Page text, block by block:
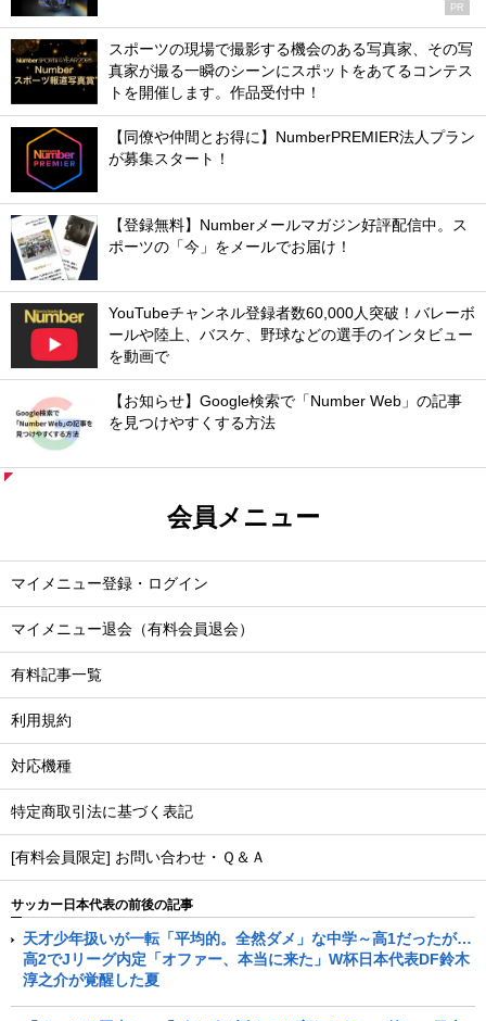
PR
スポーツの現場で撮影する機会のある写真家、その写
真家が撮る一瞬のシーンにスポットをあてるコンテス
トを開催します。作品受付中！
【同僚や仲間とお得に】NumberPREMIER法人プラン
が募集スタート！
【登録無料】Numberメールマガジン好評配信中。ス
ポーツの「今」をメールでお届け！
YouTubeチャンネル登録者数60,000人突破！バレーボ
ールや陸上、バスケ、野球などの選手のインタビュー
を動画で
【お知らせ】Google検索で「Number Web」の記事
を見つけやすくする方法
会員メニュー
マイメニュー登録・ログイン
マイメニュー退会（有料会員退会）
有料記事一覧
利用規約
対応機種
特定商取引法に基づく表記
[有料会員限定] お問い合わせ・Ｑ＆Ａ
サッカー日本代表の前後の記事
天才少年扱いが一転「平均的。全然ダメ」な中学～高1だったが…
高2でJリーグ内定「オファー、本当に来た」W杯日本代表DF鈴木
淳之介が覚醒した夏